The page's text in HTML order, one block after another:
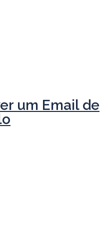
um Email de